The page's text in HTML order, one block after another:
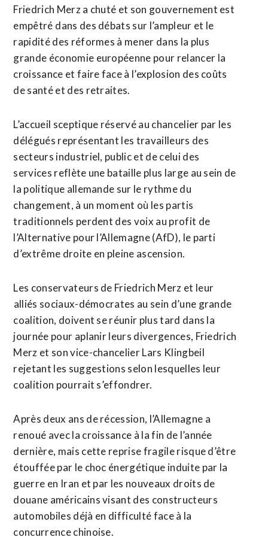
Friedrich Merz a chuté et ​son gouvernement est
empêtré ⁠dans des débats sur l’ampleur et le
rapidité des réformes à ‌mener dans la plus
‌grande économie européenne pour relancer la
croissance et faire face à l’explosion des coûts
de santé et des retraites.
L’accueil sceptique réservé au chancelier par les
délégués représentant les travailleurs des ​
secteurs industriel, public et de celui des
services reflète une bataille plus large au sein de
la politique allemande sur le rythme du
changement, à un moment où les partis
traditionnels perdent des voix au profit de
l’Alternative pour l’Allemagne (AfD), le parti
d’extrême droite en pleine ascension.
Les conservateurs de Friedrich Merz et leur
⁠alliés sociaux-démocrates au sein d’une grande
coalition, doivent se réunir plus tard dans la
journée pour ⁠aplanir leurs divergences, Friedrich
Merz et son vice-chancelier Lars Klingbeil
rejetant les suggestions selon lesquelles leur
coalition pourrait s’effondrer.
Après deux ans de récession, l’Allemagne a
renoué avec la croissance à la fin de l’année
dernière, mais cette reprise fragile risque d’être
étouffée par le choc énergétique induite par la
guerre ⁠en ‌Iran et par les nouveaux droits de
douane américains visant des constructeurs
automobiles déjà ⁠en difficulté face à la
concurrence chinoise.